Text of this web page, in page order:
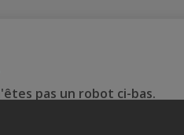
pas un robot ci-bas.